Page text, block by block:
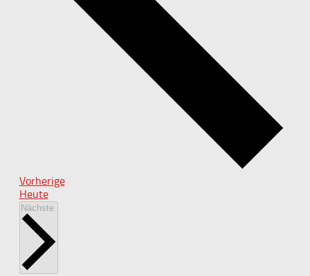
VorherigeVeranstaltungen
Heute
Nächste